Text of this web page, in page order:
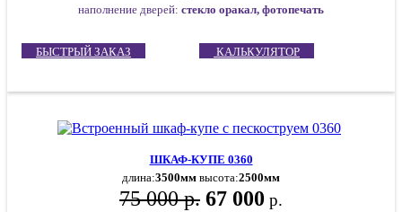
наполнение дверей: стекло оракал, фотопечать
БЫСТРЫЙ ЗАКАЗ КАЛЬКУЛЯТОР
ШКАФ-КУПЕ 0360
длина:3500мм высота:2500мм
75 000 р. 67 000 р.